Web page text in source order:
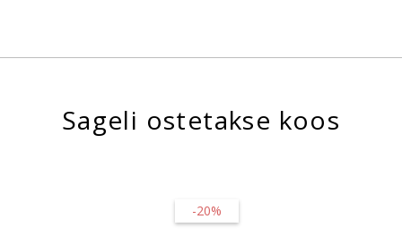
Sageli ostetakse koos
-20%